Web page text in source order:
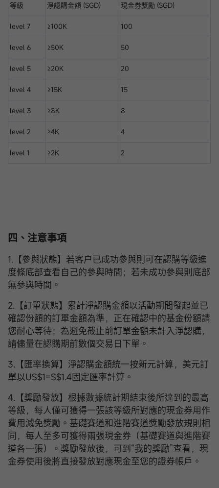
等級 淨認購金額 (SGD) 現金券獎勵 (SGD)
level 7 ≥100K 100
level 6 ≥50K 50
level 5 ≥20K 20
level 4 ≥15K 15
level 3 ≥8K 8
level 2 ≥4K 4
level 1 ≥2K 2
四、注意事項
1.【參與狀態】若客户已成功參與則可在認購等級進
度條底部查看自己的參與時間；若未成功參與則底部
無參與時間。
2.【訂單狀態】累計淨認購金額以活動期間發起並已
確認份額的訂單金額為準，正在確認中的基金份額請
您耐心等待；為避免截止前訂單金額未計入淨認購，
請儘量在認購期前數個交易日下單。
3.【匯率換算】淨認購金額統一按新元計算，美元訂
單以US$1=S$1.4固定匯率計算。
4.【獎勵發放】根據數據統計期結束後所達到的最高
等級，每人僅可獲得一張該等級所對應的現金券用作
費用減免獎勵。基礎賽道和進階賽道獎勵發放規則相
同，每人至多可獲得兩張現金券（基礎賽道與進階賽
道各一張）。獎勵發放後，可到“我的獎勵”查看，現
金券使用後將直接發放對應現金至您的證券帳戶。